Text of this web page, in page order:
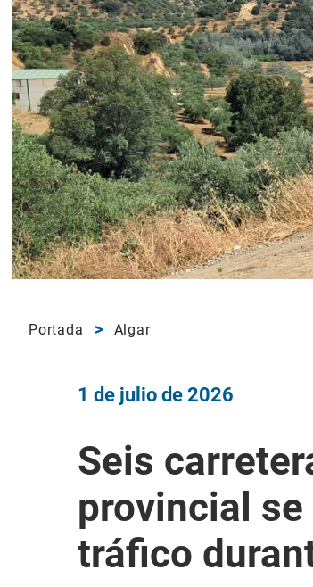
Portada Algar
1 de julio de 2026
Seis
provincial se
tráfico